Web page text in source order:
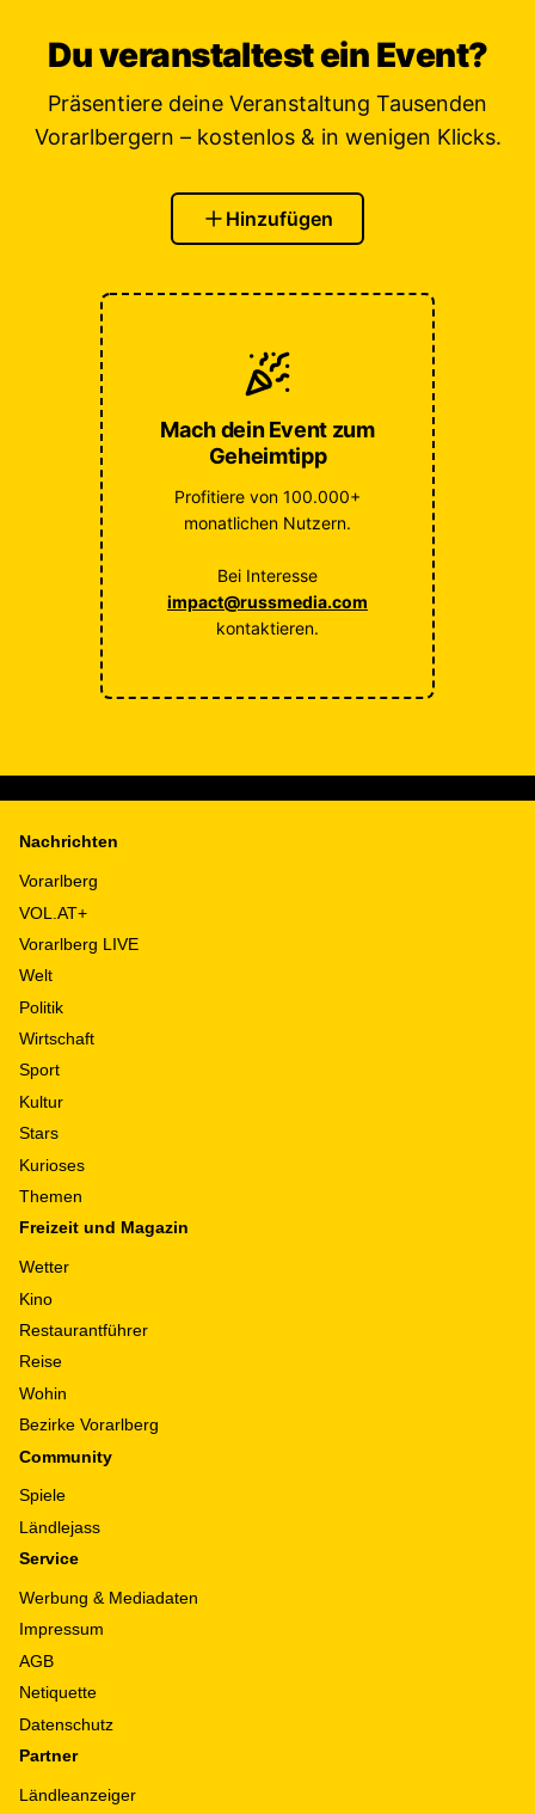
Du veranstaltest ein Event?
Präsentiere deine Veranstaltung Tausenden
Vorarlbergern – kostenlos & in wenigen Klicks.
Hinzufügen
Mach dein Event zum
Geheimtipp
Profitiere von 100.000+
monatlichen Nutzern.
Bei Interesse
impact@russmedia.com
kontaktieren.
Nachrichten
Vorarlberg
VOL.AT+
Vorarlberg LIVE
Welt
Politik
Wirtschaft
Sport
Kultur
Stars
Kurioses
Themen
Freizeit und Magazin
Wetter
Kino
Restaurantführer
Reise
Wohin
Bezirke Vorarlberg
Community
Spiele
Ländlejass
Service
Werbung & Mediadaten
Impressum
AGB
Netiquette
Datenschutz
Partner
Ländleanzeiger